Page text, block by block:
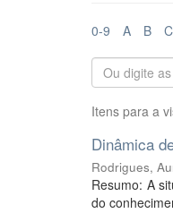
0-9 A B C
Itens para a
Dinâmica
Rodrigues,
Resumo: A
do